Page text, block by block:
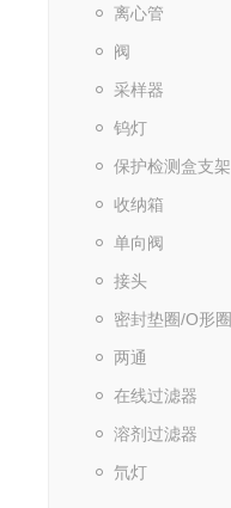
离心管
阀
采样器
钨灯
保护检测盒支架
收纳箱
单向阀
接头
密封垫圈/O形圈
两通
在线过滤器
溶剂过滤器
氘灯